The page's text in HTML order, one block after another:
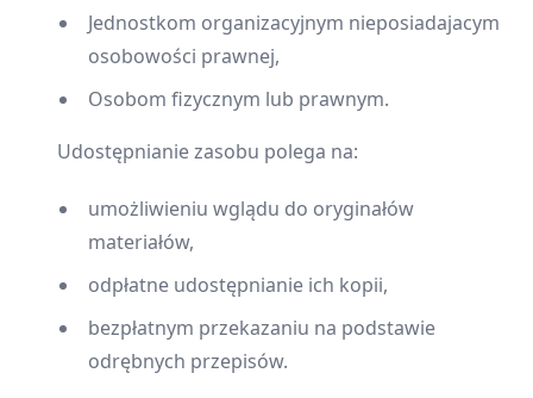
Jednostkom organizacyjnym nieposiadajacym
osobowości prawnej,
Osobom fizycznym lub prawnym.
Udostępnianie zasobu polega na:
umożliwieniu wglądu do oryginałów
materiałów,
odpłatne udostępnianie ich kopii,
bezpłatnym przekazaniu na podstawie
odrębnych przepisów.